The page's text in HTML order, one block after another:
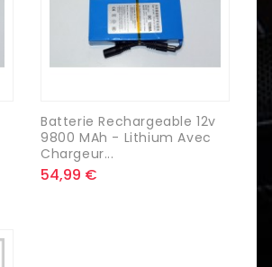
Batterie Rechargeable 12v
9800 MAh - Lithium Avec
Chargeur...
54,99 €